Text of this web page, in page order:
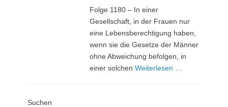
Folge 1180 – In einer
Gesellschaft, in der Frauen nur
eine Lebensberechtigung haben,
wenn sie die Gesetze der Männer
ohne Abweichung befolgen, in
einer solchenWeiterlesen …
Suchen